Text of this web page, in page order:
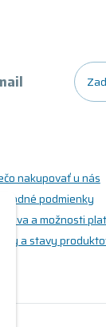
nakupovať u nás
podmienky
a možnosti
a stavy